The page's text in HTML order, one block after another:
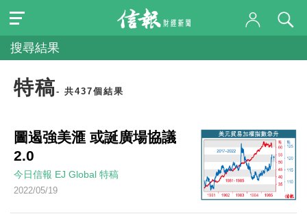
搜尋結果
特稿- 共437個結果
圖遏強美滙 或誕廣場協議
2.0
今日信報 EJ Global 特稿
2022/05/19